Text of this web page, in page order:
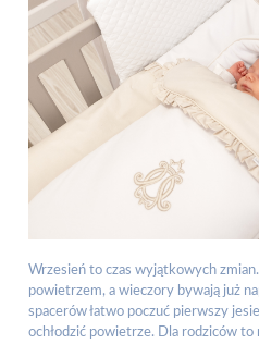
Wrzesień to czas wyjątkowych
powietrzem, a wieczory bywają już
spacerów łatwo poczuć pierwszy
ochłodzić powietrze. Dla rodziców